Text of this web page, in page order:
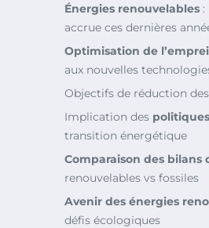
Énergies renouvelables
accrue ces dernières
Optimisation de
aux nouvelles
Objectifs de réduction des
Implication des
transition énergétique
Comparaison des bilans
renouvelables vs fossiles
Avenir des énergies
défis écologiques